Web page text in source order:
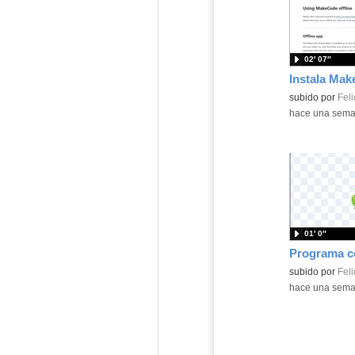
Contenido
subido por
02′ 07″
-hace una
Contenido
subido por
01′ 0″
-hace una